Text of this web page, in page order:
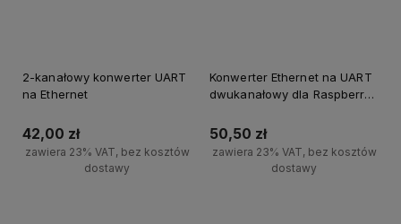
2-kanałowy konwerter UART
na Ethernet
42,00 zł
zawiera 23% VAT, bez kosztów
dostawy
Konwerter Ethernet na UART
dwukanałowy dla Raspberry
50,50 zł
zawiera 23% VAT, bez kosztów
dostawy